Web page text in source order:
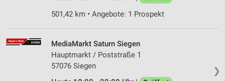
501,42 km • Angebote: 1 Prospekt
❯
MediaMarkt Saturn Siegen
Hauptmarkt / Poststraße 1
57076 Siegen
Messung der Werbeleistung
Analyse von Zielgruppen durch Statistiken oder
Kombinationen von Daten aus verschiedenen